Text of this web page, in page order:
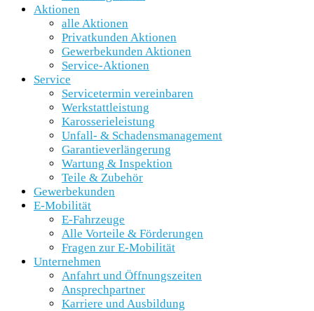
Aktionen
alle Aktionen
Privatkunden Aktionen
Gewerbekunden Aktionen
Service-Aktionen
Service
Servicetermin vereinbaren
Werkstattleistung
Karosserieleistung
Unfall- & Schadensmanagement
Garantieverlängerung
Wartung & Inspektion
Teile & Zubehör
Gewerbekunden
E-Mobilität
E-Fahrzeuge
Alle Vorteile & Förderungen
Fragen zur E-Mobilität
Unternehmen
Anfahrt und Öffnungszeiten
Ansprechpartner
Karriere und Ausbildung